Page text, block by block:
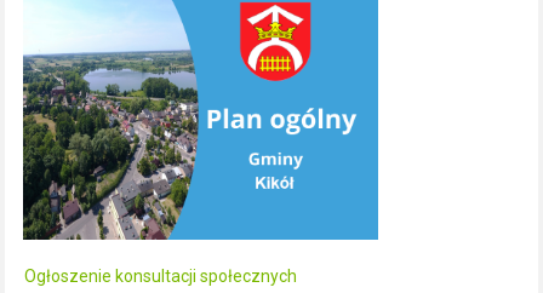
Ogłoszenie konsultacji społecznych